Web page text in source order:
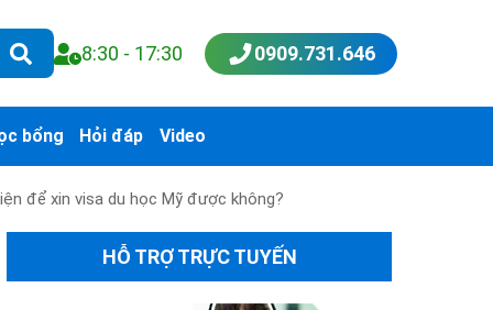
8:30 - 17:30 0909.731.646
bổng Hỏi đáp Video
để xin visa du học Mỹ được không?
HỖ TRỢ TRỰC TUYẾN